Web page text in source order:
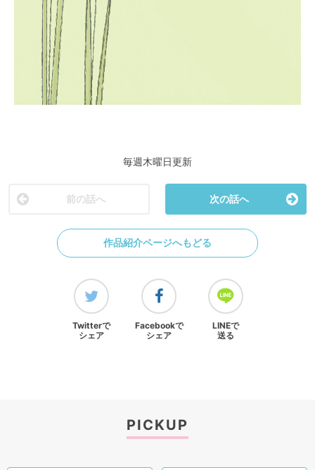
毎週木曜日更新
前の話へ 次の話へ
作品紹介ページへもどる
Twitterで
シェア
Facebookで
シェア
LINEで
送る
PICKUP